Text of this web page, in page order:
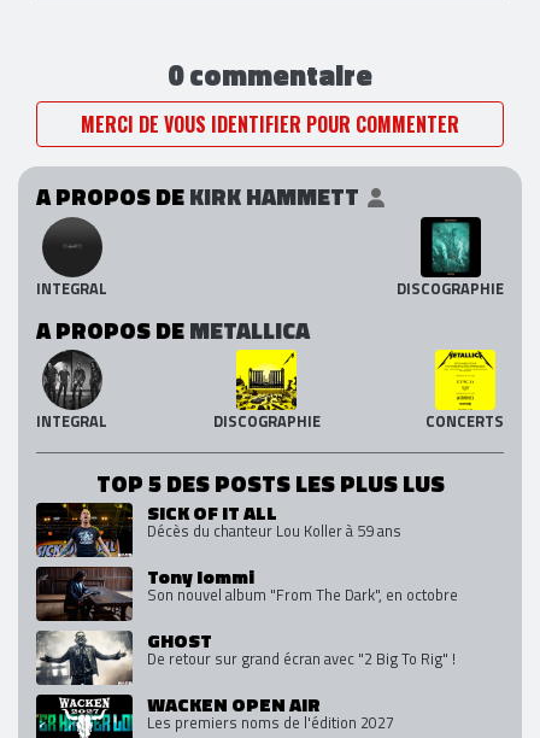
0 commentaire
MERCI DE VOUS IDENTIFIER POUR COMMENTER
A PROPOS DEKIRK HAMMETT
INTEGRAL DISCOGRAPHIE
A PROPOS DEMETALLICA
INTEGRAL DISCOGRAPHIE CONCERTS
TOP 5 DES POSTS LES PLUS LUS
SICK OF IT ALL
Décès du chanteur Lou Koller à 59 ans
Tony Iommi
Son nouvel album "From The Dark", en octobre
GHOST
De retour sur grand écran avec "2 Big To Rig" !
WACKEN OPEN AIR
Les premiers noms de l'édition 2027